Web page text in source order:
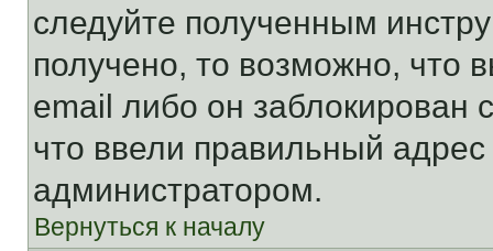
следуйте полученным
получено, то возможно, что
email либо он
что ввели правильный адрес
администратором.
Вернуться к началу